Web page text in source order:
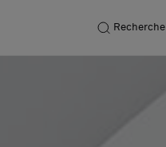
Recherche